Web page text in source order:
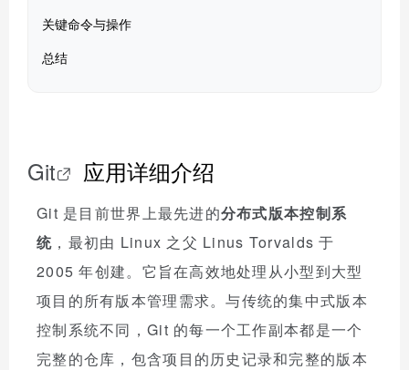
关键命令与操作
总结
Git 应用详细介绍
Git 是目前世界上最先进的分布式版本控制系
统 ，最初由 Linux 之父 Linus Torvalds 于
2005 年创建。它旨在高效地处理从小型到大型
项目的所有版本管理需求。与传统的集中式版本
控制系统不同，Git 的每一个工作副本都是一个
完整的仓库，包含项目的历史记录和完整的版本